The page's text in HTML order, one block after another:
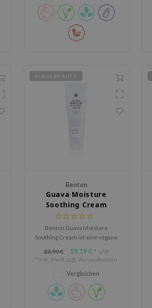
AUSVERKAUFT
Benton
Guava Moisture
Soothing Cream
Benton Guava Moisture
Soothing Cream ist eine vegane
pH-Wert, die die Haut beruhigt,
die Hautstruktur verbessert.
23,99 € 19,19 € * UVP
* Inkl. MwSt. zzgl. Versandkosten
Vergleichen